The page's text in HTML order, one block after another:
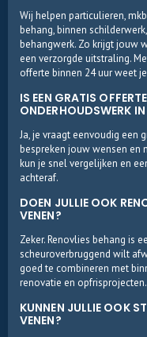
Wij helpen particulieren,
behang, binnen
behangwerk. Zo krijgt jouw
een verzorgde uitstraling.
offerte binnen 24 uur weet
IS EEN GRATIS
ONDERHOUDSWERK
Ja, je vraagt eenvoudig een
bespreken jouw wensen en
kun je snel vergelijken en
achteraf.
DOEN JULLIE OOK
VENEN?
Zeker. Renovlies behang is
scheuroverbruggend wilt
goed te combineren met
renovatie en opfrisprojecten.
KUNNEN JULLIE OOK
VENEN?